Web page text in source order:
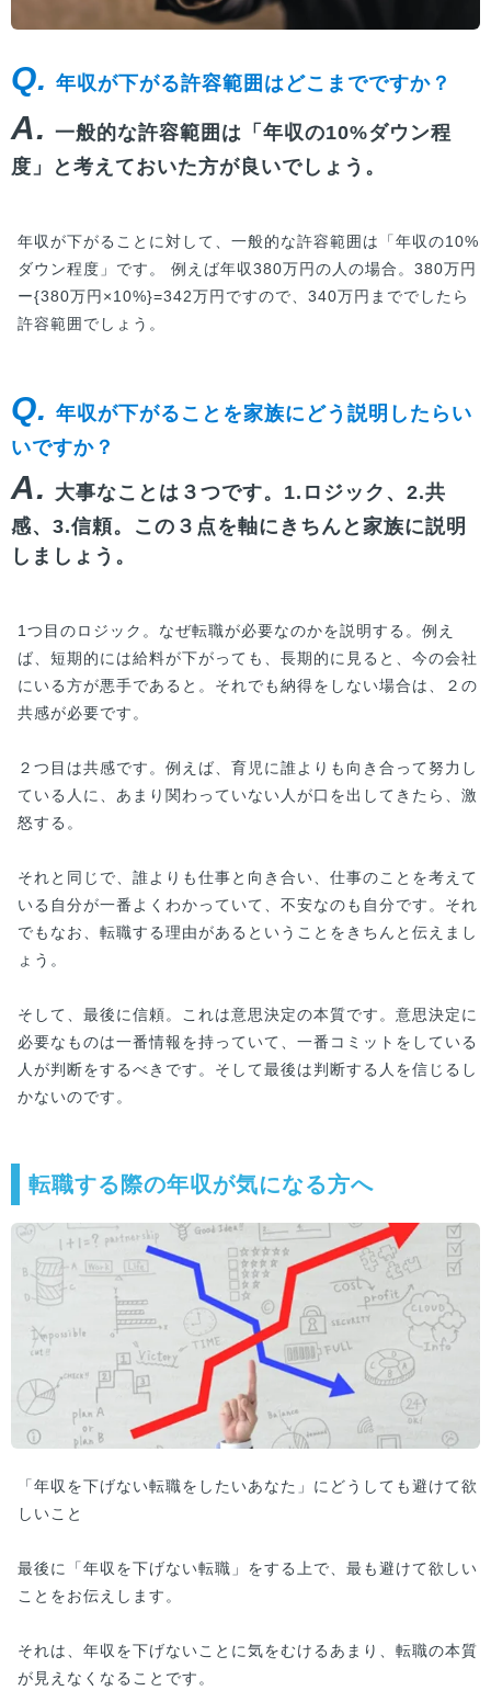
Q. 年収が下がる許容範囲はどこまでですか？
A. 一般的な許容範囲は「年収の10%ダウン程
度」と考えておいた方が良いでしょう。
年収が下がることに対して、一般的な許容範囲は「年収の10%
ダウン程度」です。 例えば年収380万円の人の場合。380万円
ー{380万円×10%}=342万円ですので、340万円まででしたら
許容範囲でしょう。
Q. 年収が下がることを家族にどう説明したらい
いですか？
A. 大事なことは３つです。1.ロジック、2.共
感、3.信頼。この３点を軸にきちんと家族に説明
しましょう。
1つ目のロジック。なぜ転職が必要なのかを説明する。例え
ば、短期的には給料が下がっても、長期的に見ると、今の会社
にいる方が悪手であると。それでも納得をしない場合は、２の
共感が必要です。
２つ目は共感です。例えば、育児に誰よりも向き合って努力し
ている人に、あまり関わっていない人が口を出してきたら、激
怒する。
それと同じで、誰よりも仕事と向き合い、仕事のことを考えて
いる自分が一番よくわかっていて、不安なのも自分です。それ
でもなお、転職する理由があるということをきちんと伝えまし
ょう。
そして、最後に信頼。これは意思決定の本質です。意思決定に
必要なものは一番情報を持っていて、一番コミットをしている
人が判断をするべきです。そして最後は判断する人を信じるし
かないのです。
転職する際の年収が気になる方へ
「年収を下げない転職をしたいあなた」にどうしても避けて欲
しいこと
最後に「年収を下げない転職」をする上で、最も避けて欲しい
ことをお伝えします。
それは、年収を下げないことに気をむけるあまり、転職の本質
が見えなくなることです。